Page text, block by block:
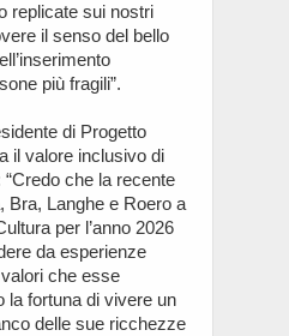
replicate sui nostri
il senso del bello
più fragili”.
di Progetto
il valore inclusivo di
che la recente
Bra, Langhe e Roero a
per l’anno 2026
da esperienze
che esse
la fortuna di vivere un
delle sue ricchezze